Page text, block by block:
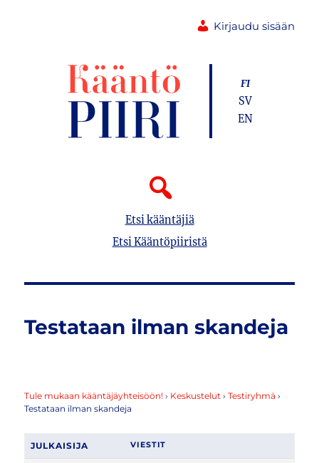
Kirjaudu sisään
Etsi kääntäjiä
Etsi Kääntöpiiristä
FI
SV
EN
Testataan ilman skandeja
Tule mukaan kääntäjäyhteisöön! › Keskustelut › Testiryhmä ›
Testataan ilman skandeja
JULKAISIJA VIESTIT